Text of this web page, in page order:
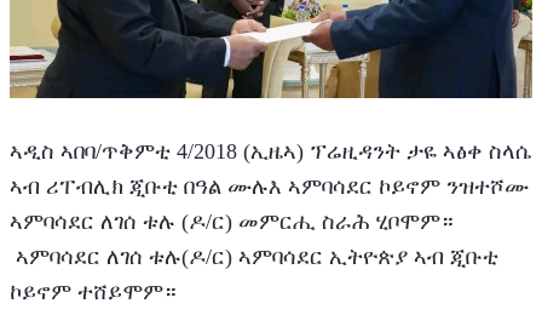
ኣዲስ ኣበባ/ጥቅምቲ 4/2018 (ኢዜኣ) ፕሬዚዳንት ታዬ ኣፅቀ ስላሴ
ኣብ ሪፐብሊክ ጂቡቲ በዓል ሙሉእ ኣምባሳደር ኮይኖም ንዝተሾሙ
ኣምባሳደር ለገሰ ቱሉ (ዶ/ር) መምርሒ ስራሕ ሂቦሞም።
ኮይኖም ተሸይሞም።